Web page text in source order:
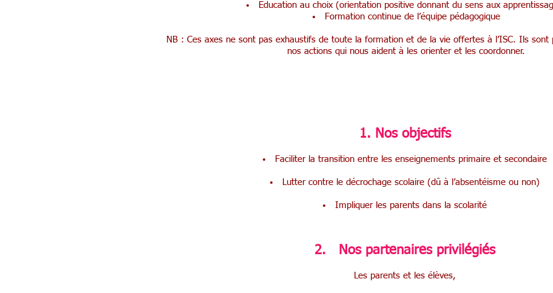
Education au choix (orientation positive donnant du sens aux
Formation continue de l’équipe pédagogique
NB : Ces axes ne sont pas exhaustifs de toute la formation et de la vie offertes à l’ISC. Ils sont
nos actions qui nous aident à les orienter et les coordonner.
Nos objectifs
Faciliter la transition entre les enseignements primaire et secondaire
Lutter contre le décrochage scolaire (dû à l’absentéisme ou non)
Impliquer les parents dans la scolarité
2. Nos partenaires privilégiés
Les parents et les élèves,